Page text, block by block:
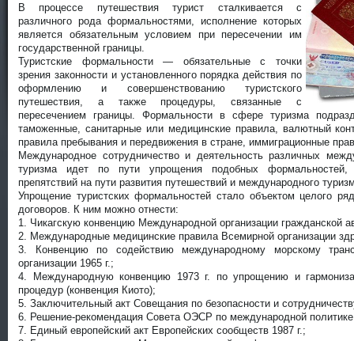
В процессе путешествия турист сталкивается с
различного рода формальностями, исполнение которых
является обязательным условием при пересечении им
государственной границы.
Туристские формальности — обязательные с точки
зрения законности и установленного порядка действия по
оформлению и совершенствованию туристского
путешествия, а также процедуры, связанные с
пересечением границы. Формальности в сфере туризма
таможенные, санитарные или медицинские правила, валютный
правила пребывания и передвижения в стране, иммиграционные
Международное сотрудничество и деятельность различных
туризма идет по пути упрощения подобных формальностей,
препятствий на пути развития путешествий и международного
Упрощение туристских формальностей стало объектом целого
договоров. К ним можно отнести:
1. Чикагскую конвенцию Международной организации гражданской
2. Международные медицинские правила Всемирной организации
3. Конвенцию по содействию международному морскому
организации 1965 г.;
4. Международную конвенцию 1973 г. по упрощению и
процедур (конвенция Киото);
5. Заключительный акт Совещания по безопасности и
6. Решение-рекомендация Совета ОЭСР по международной политике
7. Единый европейский акт Европейских сообществ 1987 г.;